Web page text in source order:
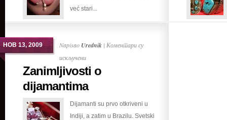
već stari...
НОВ 13, 2009 Napisao Urednik | Коментари су
искљученина
Zanimljivosti
Zanimljivosti o
dijamantima
Dijamanti su prvo otkriveni u
Indiji, a zatim u Brazilu. Svetski